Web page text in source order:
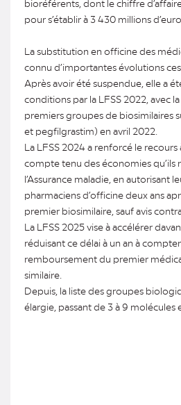
bioréférents, dont le chiffre
pour s’établir à 3 430 millions
La substitution en officine des
connu d’importantes évolutions
Après avoir été suspendue, elle a
conditions par la LFSS 2022, avec
premiers groupes de biosimilaires
et pegfilgrastim) en avril 2022.
La LFSS 2024 a renforcé le recours
compte tenu des économies
l’Assurance maladie, en autorisant
pharmaciens d’officine deux ans
premier biosimilaire, sauf avis
La LFSS 2025 vise à accélérer
réduisant ce délai à un an à
remboursement du premier
similaire.
Depuis, la liste des groupes
élargie, passant de 3 à 9 molécules